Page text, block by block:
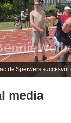
de Sperwers succesvol
media